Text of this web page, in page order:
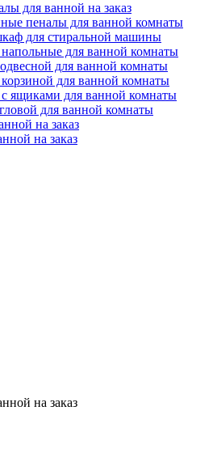
для ванной на заказ
пеналы для ванной комнаты
для стиральной машины
для ванной комнаты
для ванной комнаты
для ванной комнаты
ящиками для ванной комнаты
для ванной комнаты
на заказ
на заказ
на заказ